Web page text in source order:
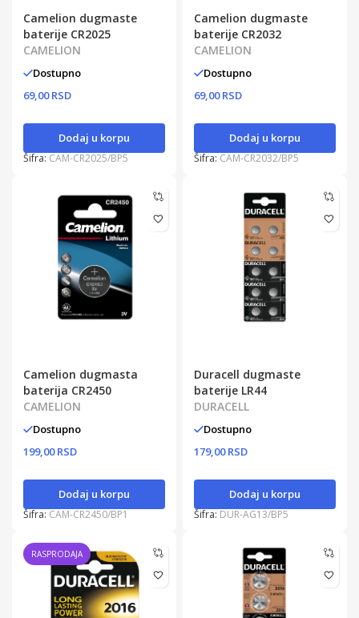
Camelion dugmaste
baterije CR2025
CAMELION
Dostupno
69,00 RSD
Dodaj u korpu
Šifra: CAM-CR2025/BP5
Camelion dugmaste
baterije CR2032
CAMELION
Dostupno
69,00 RSD
Dodaj u korpu
Šifra: CAM-CR2032/BP5
Camelion dugmasta
baterija CR2450
CAMELION
Dostupno
199,00 RSD
Dodaj u korpu
Šifra: CAM-CR2450/BP1
Duracell dugmaste
baterije LR44
DURACELL
Dostupno
179,00 RSD
Dodaj u korpu
Šifra: DUR-AG13/BP5
RASPRODAJA